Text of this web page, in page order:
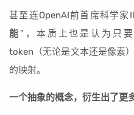
甚至连OpenAI前首席科学家
能 ”，本质上也是认为只
token（无论是文本还是像素
的映射。
一个抽象的概念，衍生出了更